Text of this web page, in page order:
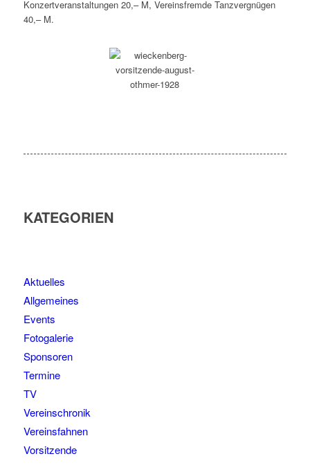
Konzertveranstaltungen 20,– M, Vereinsfremde Tanzvergnügen
40,– M.
KATEGORIEN
Aktuelles
Allgemeines
Events
Fotogalerie
Sponsoren
Termine
TV
Vereinschronik
Vereinsfahnen
Vorsitzende